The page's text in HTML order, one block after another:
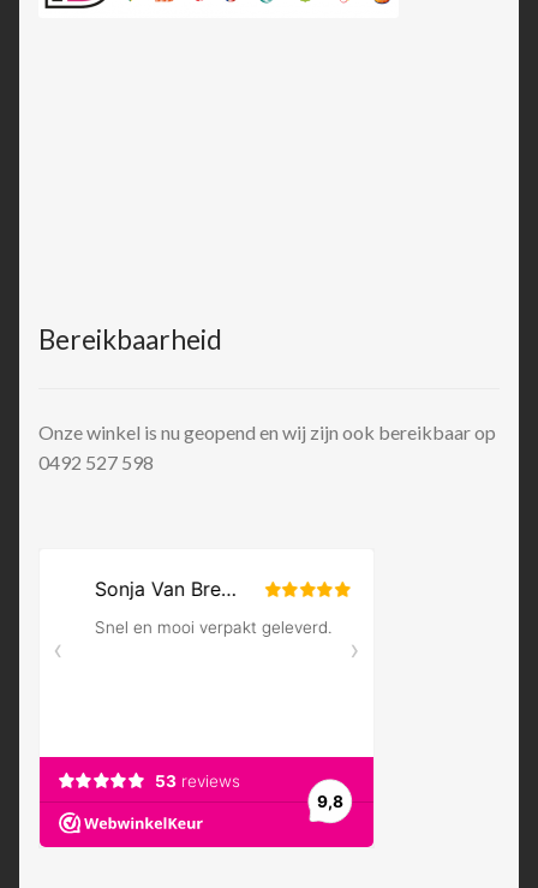
Bereikbaarheid
Onze winkel is nu geopend en wij zijn ook bereikbaar op
0492 527 598